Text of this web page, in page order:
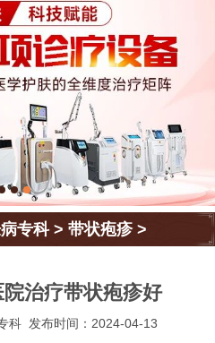
专科>带状疱疹>
治疗带状疱疹好
科 发布时间：2024-04-13